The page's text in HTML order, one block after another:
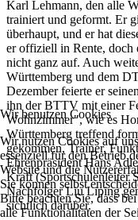
Karl Lehmann, den alle
trainiert und geformt. Er
überhaupt, und er hat
er offiziell in Rente, doch
nicht ganz auf. Auch
Württemberg und dem
Dezember feierte er
ihn der BTTV mit einer
Wohnzimmer", wie es
Württemberg treffend
gekommen, Trainer,
Ehrenpräsident Hans
Kraft (Sportschulenleiter
Nachfolger Liu Liping
sichtlich darüber.
Wir benutzen Cookies
Wir nutzen Cookies auf
essenziell für den Betrieb
Website und die
Sie können selbst
Bitte beachten Sie, dass
alle Funktionalitäten der